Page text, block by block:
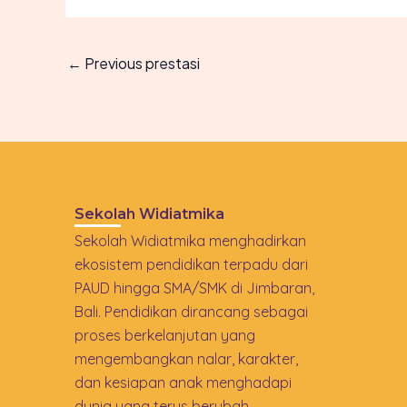
← Previous prestasi
Sekolah Widiatmika
Sekolah Widiatmika menghadirkan
ekosistem pendidikan terpadu dari
PAUD hingga SMA/SMK di Jimbaran,
Bali. Pendidikan dirancang sebagai
proses berkelanjutan yang
mengembangkan nalar, karakter,
dan kesiapan anak menghadapi